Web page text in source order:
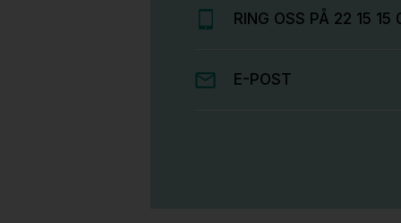
RING OSS PÅ 22 15 15
E-POST